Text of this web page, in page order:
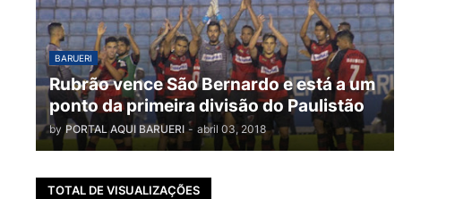
BARUERI
Rubrão vence São Bernardo e está a um
ponto da primeira divisão do Paulistão
by PORTAL AQUI BARUERI - abril 03, 2018
TOTAL DE VISUALIZAÇÕES